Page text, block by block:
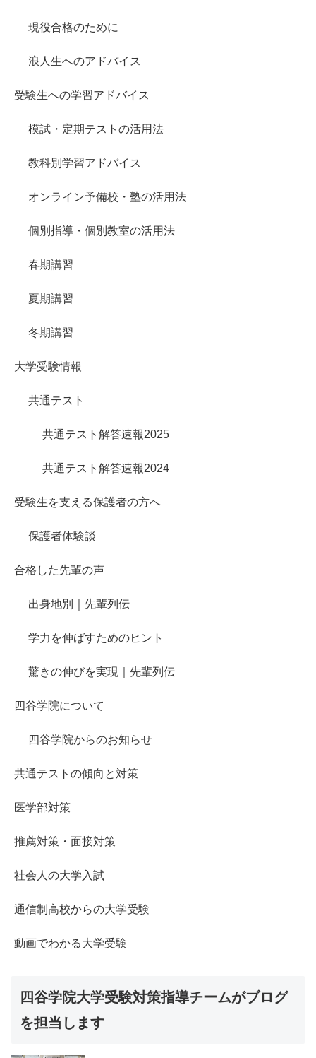
現役合格のために
浪人生へのアドバイス
受験生への学習アドバイス
模試・定期テストの活用法
教科別学習アドバイス
オンライン予備校・塾の活用法
個別指導・個別教室の活用法
春期講習
夏期講習
冬期講習
大学受験情報
共通テスト
共通テスト解答速報2025
共通テスト解答速報2024
受験生を支える保護者の方へ
保護者体験談
合格した先輩の声
出身地別｜先輩列伝
学力を伸ばすためのヒント
驚きの伸びを実現｜先輩列伝
四谷学院について
四谷学院からのお知らせ
共通テストの傾向と対策
医学部対策
推薦対策・面接対策
社会人の大学入試
通信制高校からの大学受験
動画でわかる大学受験
四谷学院大学受験対策指導チームがブログ
を担当します